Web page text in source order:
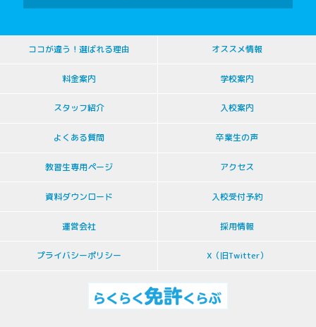
ココが違う！選ばれる理由 オススメ情報
料金案内 学校案内
スタッフ紹介 入校案内
よくある質問 卒業生の声
教習生専用ページ アクセス
資料ダウンロード 入校受付予約
運営会社 採用情報
プライバシーポリシー X（旧Twitter）